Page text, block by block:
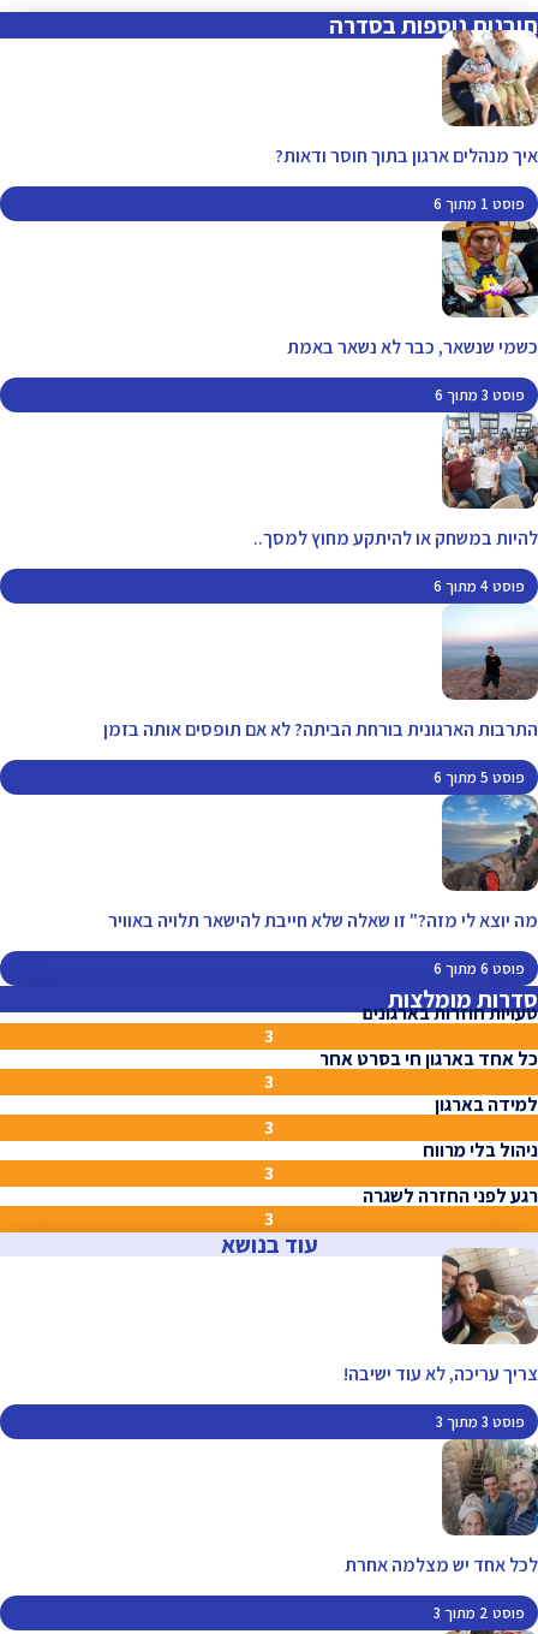
תובנות נוספות בסדרה
איך מנהלים ארגון בתוך חוסר ודאות?
פוסט 1 מתוך 6
כשמי שנשאר, כבר לא נשאר באמת
פוסט 3 מתוך 6
להיות במשחק או להיתקע מחוץ למסך..
פוסט 4 מתוך 6
התרבות הארגונית בורחת הביתה? לא אם תופסים אותה בזמן
פוסט 5 מתוך 6
מה יוצא לי מזה?" זו שאלה שלא חייבת להישאר תלויה באוויר
פוסט 6 מתוך 6
סדרות מומלצות
טעויות חוזרות בארגונים
3
כל אחד בארגון חי בסרט אחר
3
למידה בארגון
3
ניהול בלי מרווח
3
רגע לפני החזרה לשגרה
3
עוד בנושא
צריך עריכה, לא עוד ישיבה!
פוסט 3 מתוך 3
לכל אחד יש מצלמה אחרת
פוסט 2 מתוך 3